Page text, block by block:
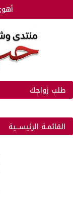
طلب زواجك
القائمـة الرئيســية